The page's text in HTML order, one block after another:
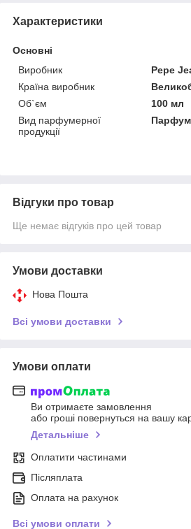
Характеристики
Основні
Виробник
Pepe
Країна виробник
Об`єм
100 мл
Вид парфумерної
продукції
Відгуки про товар
Ще немає відгуків про цей товар
Умови доставки
Нова Пошта
Всі умови доставки
Умови оплати
Ви отримаєте замовлення
або гроші повернуться на вашу
Детальніше
Оплатити частинами
Післяплата
Оплата на рахунок
Всі умови оплати